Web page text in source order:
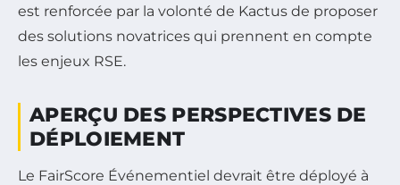
est renforcée par la volonté de Kactus de proposer
des solutions novatrices qui prennent en compte
les enjeux RSE.
APERÇU DES PERSPECTIVES DE
DÉPLOIEMENT
Le FairScore Événementiel devrait être déployé à